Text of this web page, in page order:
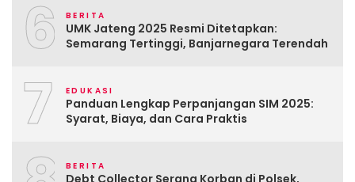
6 BERITA
UMK Jateng 2025 Resmi Ditetapkan:
Semarang Tertinggi, Banjarnegara Terendah
7 EDUKASI
Panduan Lengkap Perpanjangan SIM 2025:
Syarat, Biaya, dan Cara Praktis
BERITA
Debt Collector Serang Korban di Polsek,